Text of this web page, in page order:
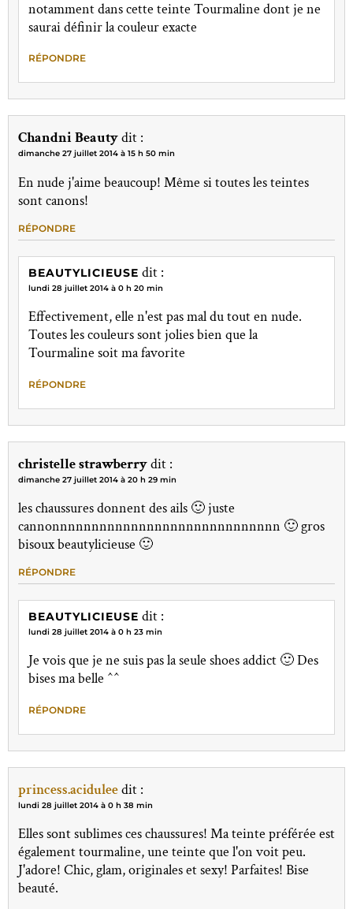
notamment dans cette teinte Tourmaline dont je ne
saurai définir la couleur exacte
RÉPONDRE
Chandni Beautydit :
dimanche 27 juillet 2014 à 15 h 50 min
En nude j'aime beaucoup! Même si toutes les teintes
sont canons!
RÉPONDRE
BEAUTYLICIEUSE dit :
lundi 28 juillet 2014 à 0 h 20 min
Effectivement, elle n'est pas mal du tout en nude.
Toutes les couleurs sont jolies bien que la
Tourmaline soit ma favorite
RÉPONDRE
christelle strawberrydit :
dimanche 27 juillet 2014 à 20 h 29 min
les chaussures donnent des ails 🙂 juste
cannonnnnnnnnnnnnnnnnnnnnnnnnnnnnn 🙂 gros
bisoux beautylicieuse 🙂
RÉPONDRE
BEAUTYLICIEUSE dit :
lundi 28 juillet 2014 à 0 h 23 min
Je vois que je ne suis pas la seule shoes addict 🙂 Des
bises ma belle ^^
RÉPONDRE
princess.aciduleedit :
lundi 28 juillet 2014 à 0 h 38 min
Elles sont sublimes ces chaussures! Ma teinte préférée est
également tourmaline, une teinte que l'on voit peu.
J'adore! Chic, glam, originales et sexy! Parfaites! Bise
beauté.